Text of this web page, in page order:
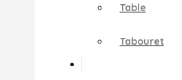
Table
Tabouret